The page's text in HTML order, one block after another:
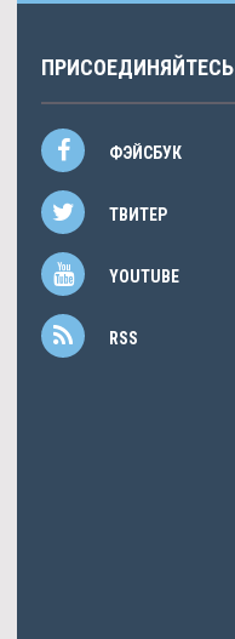
ПРИСОЕДИНЯЙТЕСЬ
ФЭЙСБУК
ТВИТЕР
YOUTUBE
RSS